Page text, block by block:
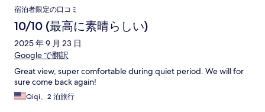
宿泊者限定の口コミ
10/10 (最高に素晴らしい)
2025 年 9 月 23 日
Google で翻訳
Great view, super comfortable during quiet period. We will for
sure come back again!
Qiqi、2 泊旅行